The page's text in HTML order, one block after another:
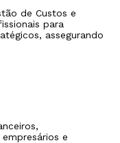
de Custos e
para
assegurando
e